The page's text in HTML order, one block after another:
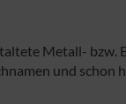
Metall- bzw.
und schon